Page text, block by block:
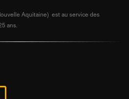
Aquitaine) est au service des
ans.